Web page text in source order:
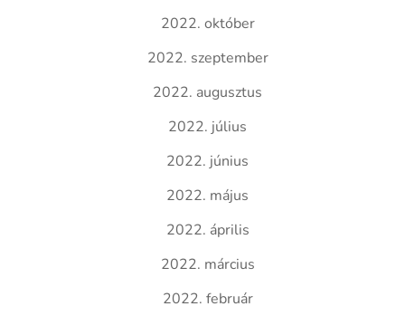
2022. október
2022. szeptember
2022. augusztus
2022. július
2022. június
2022. május
2022. április
2022. március
2022. február